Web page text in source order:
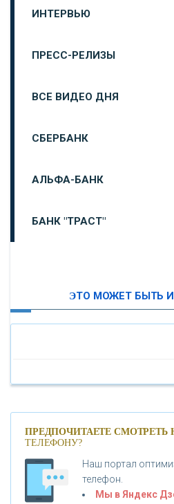
ИНТЕРВЬЮ
ПРЕСС-РЕЛИЗЫ
ВСЕ ВИДЕО ДНЯ
СБЕРБАНК
АЛЬФА-БАНК
БАНК "ТРАСТ"
«БАНК САНКТ-
«ПРОМСВЯЗЬБАНК»
«НОВИКОМБАНК»
ЭТО МОЖЕТ БЫТЬ
ПРЕДПОЧИТАЕТЕ СМОТРЕТЬ
ТЕЛЕФОНУ?
Наш портал
телефон.
Мы в Яндекс